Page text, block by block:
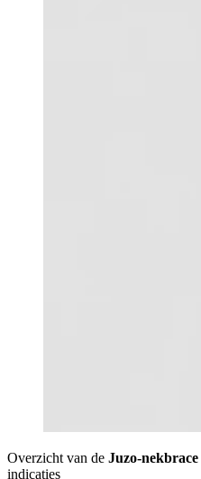
Overzicht van de Juzo-nekbrace
indicaties